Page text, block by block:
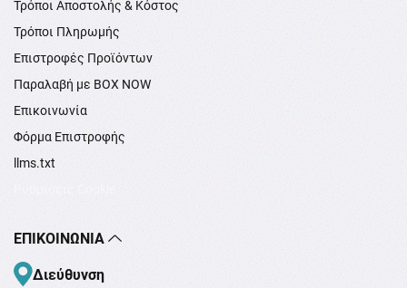
Τρόποι Αποστολής & Κόστος
Τρόποι Πληρωμής
Επιστροφές Προϊόντων
Παραλαβή με BOX NOW
Επικοινωνία
Φόρμα Επιστροφής
llms.txt
ΕΠΙΚΟΙΝΩΝΊΑ
Διεύθυνση